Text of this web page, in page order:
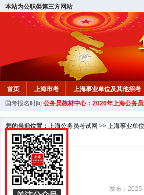
本站为公职类第三方网站
首页 上海市考 上海事业单位及其他招考
国考报名时间 公务员教材中心：2026年上海公务
您的当前位置： 上海公务员考试网 >> 上海事业单
发布：